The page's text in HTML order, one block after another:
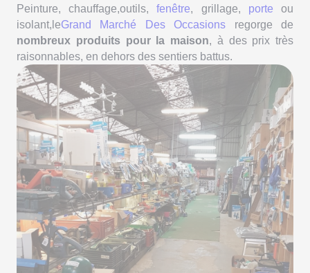
Peinture, chauffage,outils,fenêtre, grillage, porteou
isolant,leGrand Marché Des Occasions regorge de
nombreux produits pour la maison, à des prix très
raisonnables, en dehors des sentiers battus.